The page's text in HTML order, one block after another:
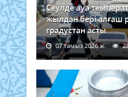
Сеулде ауа
жылдан бері алғаш
градустан асты
07 тамыз 2026 ж.